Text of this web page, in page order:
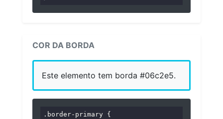
COR DA BORDA
Este elemento tem borda #06c2e5.
.border-primary {